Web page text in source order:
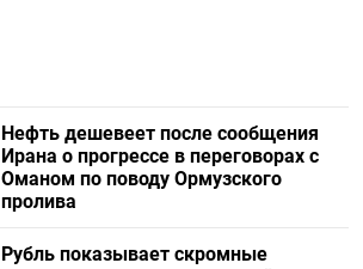
Нефть дешевеет после сообщения
Ирана о прогрессе в переговорах с
Оманом по поводу Ормузского
пролива
Рубль показывает скромные